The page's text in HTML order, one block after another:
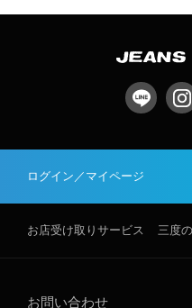
ログイン／マイページ
お店受け取りサービス 三度
お問い合わせ